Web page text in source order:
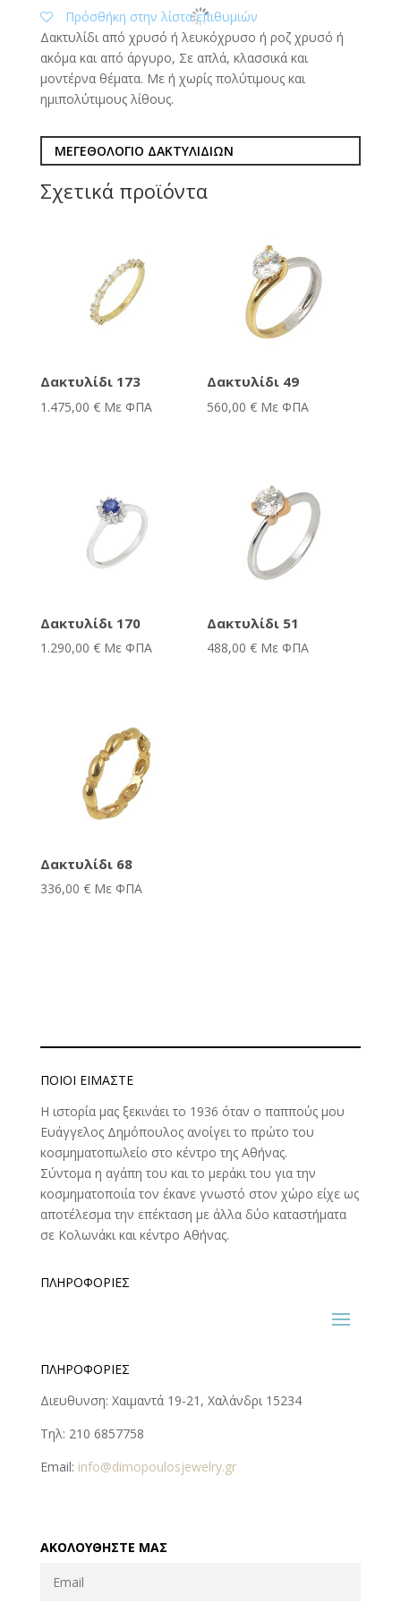
Πρόσθήκη στην λίστα επιθυμιών
Δακτυλίδι από χρυσό ή λευκόχρυσο ή ροζ χρυσό ή
ακόμα και από άργυρο, Σε απλά, κλασσικά και
μοντέρνα θέματα. Με ή χωρίς πολύτιμους και
ημιπολύτιμους λίθους.
ΜΕΓΕΘΟΛΟΓΙΟ ΔΑΚΤΥΛΙΔΙΩΝ
Σχετικά προϊόντα
Δακτυλίδι 173
1.475,00 € Με ΦΠΑ
Δακτυλίδι 49
560,00€ Με ΦΠΑ
Δακτυλίδι 170
1.290,00 € Με ΦΠΑ
Δακτυλίδι 51
488,00€ Με ΦΠΑ
Δακτυλίδι 68
336,00 € Με ΦΠΑ
ΠΟΙΟΊ ΕΊΜΑΣΤΕ
Η ιστορία μας ξεκινάει το 1936 όταν ο παππούς μου
Ευάγγελος Δημόπουλος ανοίγει το πρώτο του
κοσμηματοπωλείο στο κέντρο της Αθήνας.
Σύντομα η αγάπη του και το μεράκι του για την
κοσμηματοποιία τον έκανε γνωστό στον χώρο είχε ως
αποτέλεσμα την επέκταση με άλλα δύο καταστήματα
σε Κολωνάκι και κέντρο Αθήνας.
ΠΛΗΡΟΦΟΡΊΕΣ
ΠΛΗΡΟΦΟΡΊΕΣ
Διευθυνση: Χαιμαντά 19-21, Χαλάνδρι 15234
Τηλ: 210 6857758
Email: info@dimopoulosjewelry.gr
ΑΚΟΛΟΥΘΉΣΤΕ ΜΑΣ